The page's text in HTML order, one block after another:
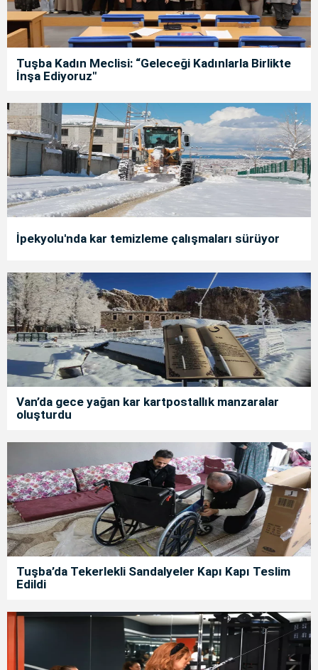
Tuşba Kadın Meclisi: “Geleceği Kadınlarla Birlikte
İnşa Ediyoruz"
İpekyolu'nda kar temizleme çalışmaları sürüyor
Van’da gece yağan kar kartpostallık manzaralar
oluşturdu
Tuşba’da Tekerlekli Sandalyeler Kapı Kapı Teslim
Edildi